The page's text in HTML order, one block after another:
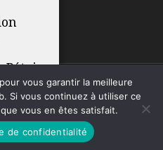
Pétain
de
vous garantir la meilleure
Si vous continuez à utiliser ce
vous en êtes satisfait.
de confidentialité